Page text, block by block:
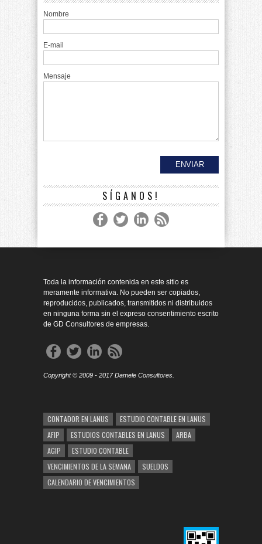
Nombre
E-mail
Mensaje
SÍGANOS!
Toda la información contenida en este sitio es
meramente informativa. No pueden ser copiados,
reproducidos, publicados, transmitidos ni distribuidos
en ninguna forma sin el expreso consentimiento escrito
de GD Consultores de empresas.
Copyright © 2009 - 2017 Damele Consultores.
CONTADOR EN LANUS
ESTUDIO CONTABLE EN LANUS
AFIP
ESTUDIOS CONTABLES EN LANUS
ARBA
AGIP
ESTUDIO CONTABLE
VENCIMIENTOS DE LA SEMANA
SUELDOS
CALENDARIO DE VENCIMIENTOS